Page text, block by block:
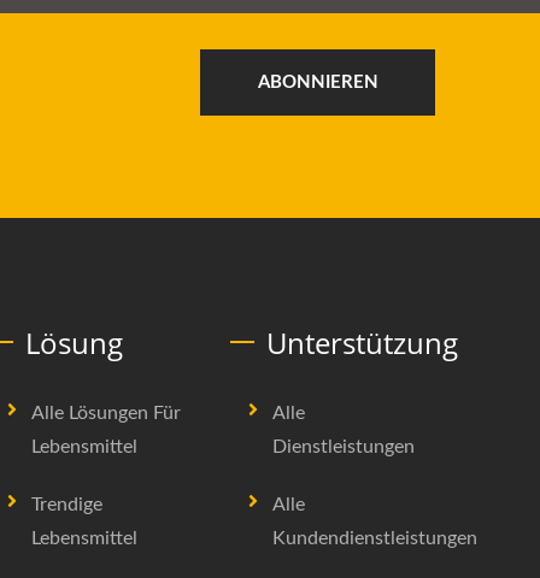
ABONNIEREN
Lösung
Alle Lösungen Für
Lebensmittel
Trendige
Lebensmittel
Unterstützung
Alle
Dienstleistungen
Alle
Kundendienstleistungen